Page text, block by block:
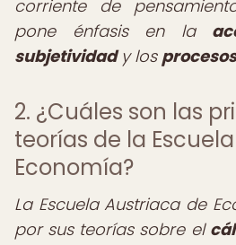
corriente de
pone énfasis en la
subjetividady los
2. ¿Cuáles son las
teorías de la
Economía?
La Escuela Austriaca de
por sus teorías sobre el